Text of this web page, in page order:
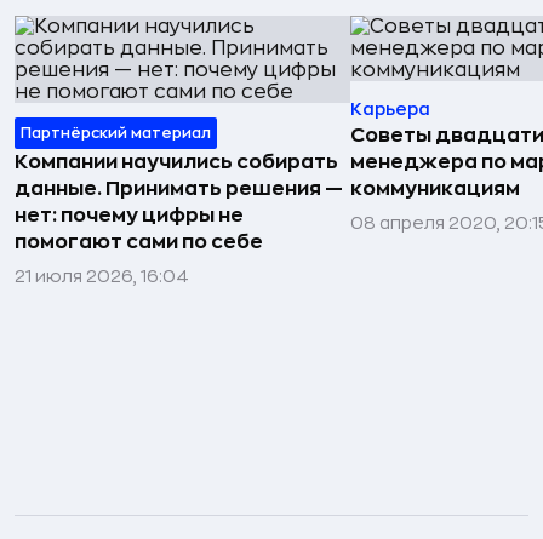
Партнёрский материал
Компании научились собирать
данные. Принимать решения —
нет: почему цифры не
помогают сами по себе
21 июля 2026, 16:04
Карьера
Советы
менеджера по
коммуникациям
08 апреля 2020,